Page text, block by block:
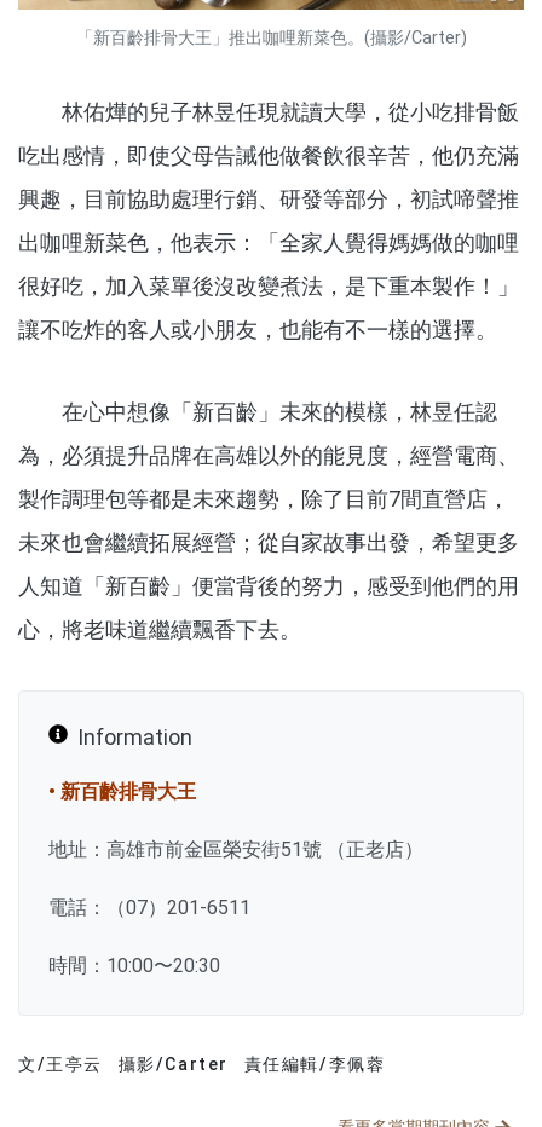
「新百齡排骨大王」推出咖哩新菜色。(攝影/Carter)
林佑燁的兒子林昱任現就讀大學，從小吃排骨飯
吃出感情，即使父母告誡他做餐飲很辛苦，他仍充滿
興趣，目前協助處理行銷、研發等部分，初試啼聲推
出咖哩新菜色，他表示：「全家人覺得媽媽做的咖哩
很好吃，加入菜單後沒改變煮法，是下重本製作！」
讓不吃炸的客人或小朋友，也能有不一樣的選擇。
在心中想像「新百齡」未來的模樣，林昱任認
為，必須提升品牌在高雄以外的能見度，經營電商、
製作調理包等都是未來趨勢，除了目前7間直營店，
未來也會繼續拓展經營；從自家故事出發，希望更多
人知道「新百齡」便當背後的努力，感受到他們的用
心，將老味道繼續飄香下去。
Information
• 新百齡排骨大王
地址：高雄市前金區榮安街51號 （正老店）
電話：（07）201-6511
時間：10:00〜20:30
文/王亭云 攝影/Carter 責任編輯/李佩蓉
文章分類
分享文章